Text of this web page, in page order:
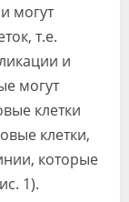
могут
т.е.
и
могут
клетки
клетки,
которые
1).